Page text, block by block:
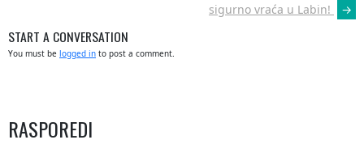
sigurno vraća u Labin!
→
START A CONVERSATION
You must be logged in to post a comment.
RASPOREDI